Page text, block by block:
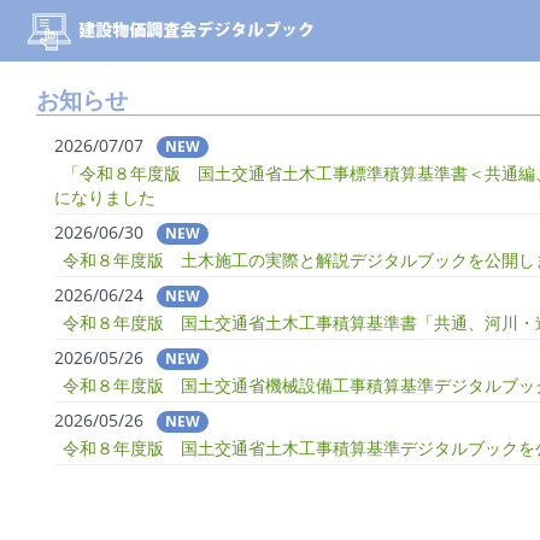
お知らせ
2026/07/07 NEW
「令和８年度版 国土交通省土木工事標準積算基準書＜共通
になりました
2026/06/30
NEW
令和８年度版 土木施工の実際と解説デジタルブックを公開し
2026/06/24
NEW
令和８年度版 国土交通省土木工事積算基準書「共通、河川
2026/05/26
NEW
令和８年度版 国土交通省機械設備工事積算基準デジタルブッ
2026/05/26
NEW
令和８年度版 国土交通省土木工事積算基準デジタルブックを